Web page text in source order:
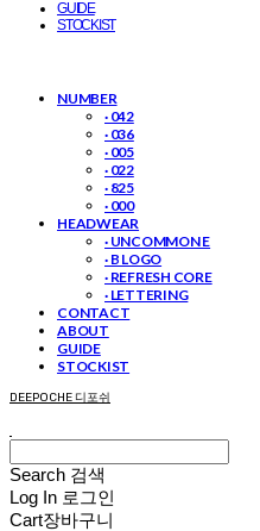
GUIDE
STOCKIST
NUMBER
· 042
· 036
· 005
· 022
· 825
· 000
HEADWEAR
· UNCOMMON E
· B LOGO
· REFRESH CORE
· LETTERING
CONTACT
ABOUT
GUIDE
STOCKIST
DEEPOCHE 디포쉬
Search 검색
Log In 로그인
Cart장바구니